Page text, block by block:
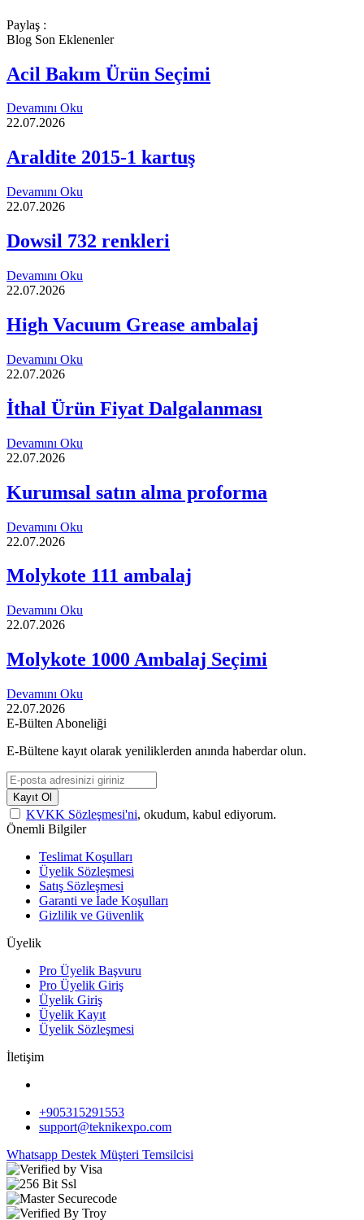
Paylaş :
Blog Son Eklenenler
Acil Bakım Ürün Seçimi
Devamını Oku
22.07.2026
Araldite 2015-1 kartuş
Devamını Oku
22.07.2026
Dowsil 732 renkleri
Devamını Oku
22.07.2026
High Vacuum Grease ambalaj
Devamını Oku
22.07.2026
İthal Ürün Fiyat Dalgalanması
Devamını Oku
22.07.2026
Kurumsal satın alma proforma
Devamını Oku
22.07.2026
Molykote 111 ambalaj
Devamını Oku
22.07.2026
Molykote 1000 Ambalaj Seçimi
Devamını Oku
22.07.2026
E-Bülten Aboneliği
E-Bültene kayıt olarak yeniliklerden anında haberdar olun.
Kayıt Ol
KVKK Sözleşmesi'ni, okudum, kabul ediyorum.
Önemli Bilgiler
Teslimat Koşulları
Üyelik Sözleşmesi
Satış Sözleşmesi
Garanti ve İade Koşulları
Gizlilik ve Güvenlik
Üyelik
Pro Üyelik Başvuru
Pro Üyelik Giriş
Üyelik Giriş
Üyelik Kayıt
Üyelik Sözleşmesi
İletişim
+905315291553
support@teknikexpo.com
Whatsapp Destek Müşteri Temsilcisi